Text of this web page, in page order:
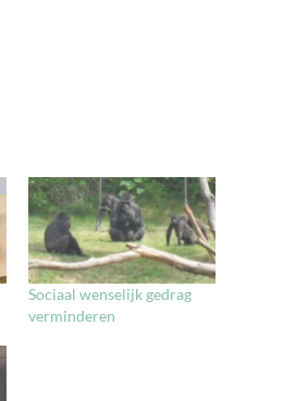
Sociaal wenselijk gedrag
verminderen